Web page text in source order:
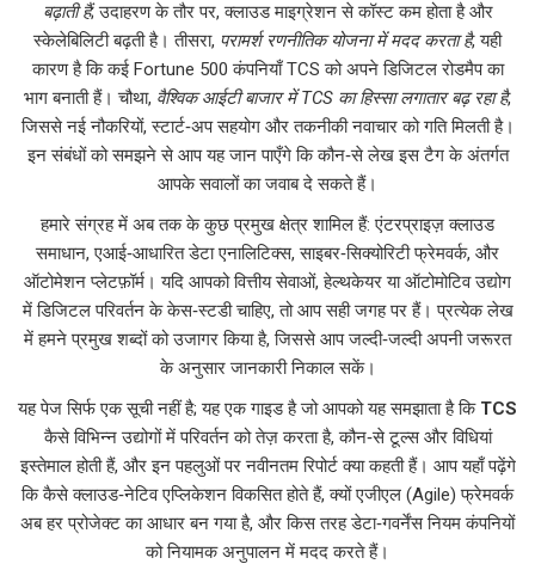
बढ़ाती हैं; उदाहरण के तौर पर, क्लाउड माइग्रेशन से कॉस्ट कम होता है और
स्केलेबिलिटी बढ़ती है। तीसरा, परामर्श रणनीतिक योजना में मदद करता है, यही
कारण है कि कई Fortune 500 कंपनियाँ TCS को अपने डिजिटल रोडमैप का
भाग बनाती हैं। चौथा, वैश्विक आईटी बाजार में TCS का हिस्सा लगातार बढ़ रहा है,
जिससे नई नौकरियों, स्टार्ट‑अप सहयोग और तकनीकी नवाचार को गति मिलती है।
इन संबंधों को समझने से आप यह जान पाएँगे कि कौन‑से लेख इस टैग के अंतर्गत
आपके सवालों का जवाब दे सकते हैं।
हमारे संग्रह में अब तक के कुछ प्रमुख क्षेत्र शामिल हैं: एंटरप्राइज़ क्लाउड
समाधान, एआई‑आधारित डेटा एनालिटिक्स, साइबर‑सिक्योरिटी फ्रेमवर्क, और
ऑटोमेशन प्लेटफ़ॉर्म। यदि आपको वित्तीय सेवाओं, हेल्थकेयर या ऑटोमोटिव उद्योग
में डिजिटल परिवर्तन के केस‑स्टडी चाहिए, तो आप सही जगह पर हैं। प्रत्येक लेख
में हमने प्रमुख शब्दों को उजागर किया है, जिससे आप जल्दी‑जल्दी अपनी जरूरत
के अनुसार जानकारी निकाल सकें।
यह पेज सिर्फ एक सूची नहीं है; यह एक गाइड है जो आपको यह समझाता है कि TCS
कैसे विभिन्न उद्योगों में परिवर्तन को तेज़ करता है, कौन‑से टूल्स और विधियां
इस्तेमाल होती हैं, और इन पहलुओं पर नवीनतम रिपोर्ट क्या कहती हैं। आप यहाँ पढ़ेंगे
कि कैसे क्लाउड‑नेटिव एप्लिकेशन विकसित होते हैं, क्यों एजीएल (Agile) फ्रेमवर्क
अब हर प्रोजेक्ट का आधार बन गया है, और किस तरह डेटा‑गवर्नेंस नियम कंपनियों
को नियामक अनुपालन में मदद करते हैं।